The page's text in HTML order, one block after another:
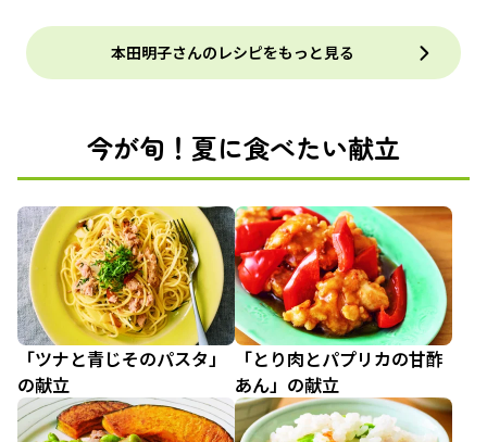
本田明子さんのレシピをもっと見る
今が旬！夏に食べたい献立
「ツナと青じそのパスタ」
の献立
「とり肉とパプリカの甘酢
あん」の献立